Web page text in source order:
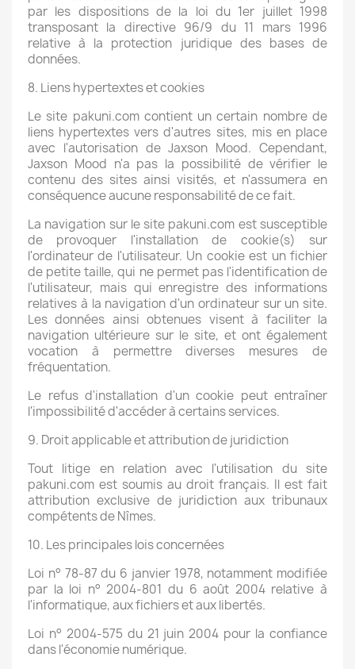
par les dispositions de la loi du 1er juillet 1998
transposant la directive 96/9 du 11 mars 1996
relative à la protection juridique des bases de
données.
8. Liens hypertextes et cookies
Le site pakuni.com contient un certain nombre de
liens hypertextes vers d'autres sites, mis en place
avec l'autorisation de Jaxson Mood. Cependant,
Jaxson Mood n'a pas la possibilité de vérifier le
contenu des sites ainsi visités, et n'assumera en
conséquence aucune responsabilité de ce fait.
La navigation sur le site pakuni.com est susceptible
de provoquer l'installation de cookie(s) sur
l'ordinateur de l'utilisateur. Un cookie est un fichier
de petite taille, qui ne permet pas l'identification de
l'utilisateur, mais qui enregistre des informations
relatives à la navigation d'un ordinateur sur un site.
Les données ainsi obtenues visent à faciliter la
navigation ultérieure sur le site, et ont également
vocation à permettre diverses mesures de
fréquentation.
Le refus d'installation d'un cookie peut entraîner
l'impossibilité d'accéder à certains services.
9. Droit applicable et attribution de juridiction
Tout litige en relation avec l'utilisation du site
pakuni.com est soumis au droit français. Il est fait
attribution exclusive de juridiction aux tribunaux
compétents de Nîmes.
10. Les principales lois concernées
Loi n° 78-87 du 6 janvier 1978, notamment modifiée
par la loi n° 2004-801 du 6 août 2004 relative à
l'informatique, aux fichiers et aux libertés.
Loi n° 2004-575 du 21 juin 2004 pour la confiance
dans l'économie numérique.